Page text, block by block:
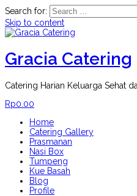
Search for:
Skip to content
Gracia Catering
Catering Harian Keluarga Sehat
Rp0.00
Home
Catering Gallery
Prasmanan
Nasi Box
Tumpeng
Kue Basah
Blog
Profile